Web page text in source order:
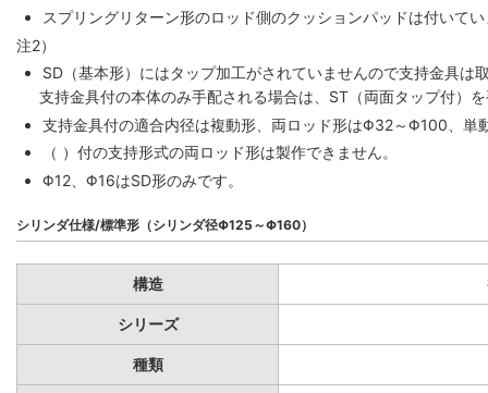
スプリングリターン形のロッド側のクッションパッドは付い
注2）
SD（基本形）にはタップ加工がされていませんので支持金具は
支持金具付の本体のみ手配される場合は、ST（両面タップ付）
支持金具付の適合内径は複動形、両ロッド形はΦ32～Φ100、
（ ）付の支持形式の両ロッド形は製作できません。
Φ12、Φ16はSD形のみです。
シリンダ仕様/標準形（シリンダ径Φ125～Φ160）
構造
シリーズ
種類